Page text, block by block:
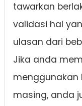
tawarkan
validasi hal
ulasan dari
Jika anda
menggunakan
masing, anda